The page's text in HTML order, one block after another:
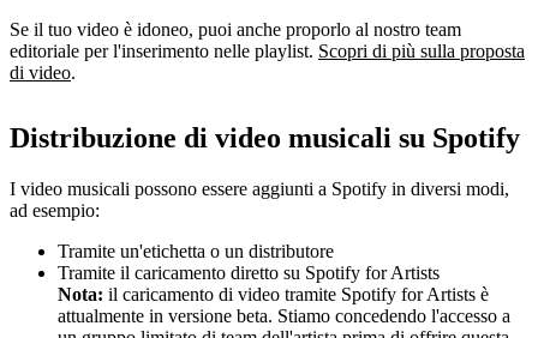
Se il tuo video è idoneo, puoi anche proporlo al nostro team
editoriale per l'inserimento nelle playlist. Scopri di più sulla proposta
di video.
Distribuzione di video musicali su Spotify
I video musicali possono essere aggiunti a Spotify in diversi modi,
ad esempio:
Tramite un'etichetta o un distributore
Tramite il caricamento diretto su Spotify for Artists
Nota: il caricamento di video tramite Spotify for Artists è
attualmente in versione beta. Stiamo concedendo l'accesso a